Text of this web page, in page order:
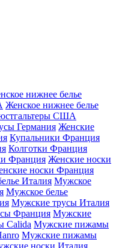
нижнее белье
Женское нижнее белье
США
Германия Женские
Купальники Франция
Колготки Франция
Франция Женские носки
носки Франция
Италия Мужское
Мужское белье
Мужские трусы Италия
Франция Мужские
Calida Мужские пижамы
Мужские пижамы
носки Италия